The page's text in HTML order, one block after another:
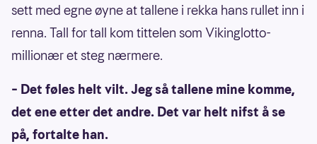
sett med egne øyne at tallene i rekka hans rullet inn i
renna. Tall for tall kom tittelen som Vikinglotto-
millionær et steg nærmere.
– Det føles helt vilt. Jeg så tallene mine komme,
det ene etter det andre. Det var helt nifst å se
på, fortalte han.